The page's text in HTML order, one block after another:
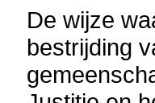
De wijze
bestrijding